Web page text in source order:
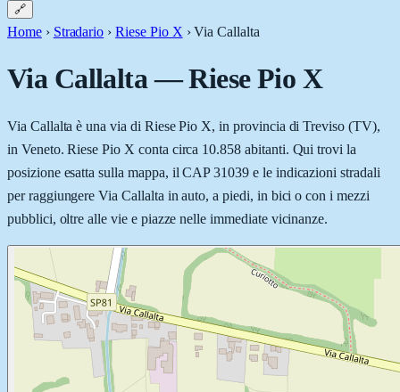
🔗
Home › Stradario › Riese Pio X ›Via Callalta
Via Callalta—Riese Pio X
Via Callalta è una via di Riese Pio X, in provincia di Treviso (TV),
in Veneto. Riese Pio X conta circa 10.858 abitanti. Qui trovi la
posizione esatta sulla mappa, il CAP 31039 e le indicazioni stradali
per raggiungere Via Callalta in auto, a piedi, in bici o con i mezzi
pubblici, oltre alle vie e piazze nelle immediate vicinanze.